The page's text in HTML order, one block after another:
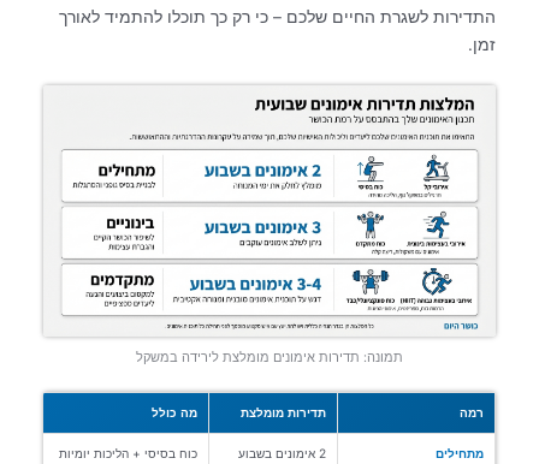
התדירות לשגרת החיים שלכם – כי רק כך תוכלו להתמיד לאורך
זמן.
תמונה: תדירות אימונים מומלצת לירידה במשקל
רמה תדירות מומלצת מה כולל
מתחילים 2 אימונים בשבוע כוח בסיסי + הליכות יומיות